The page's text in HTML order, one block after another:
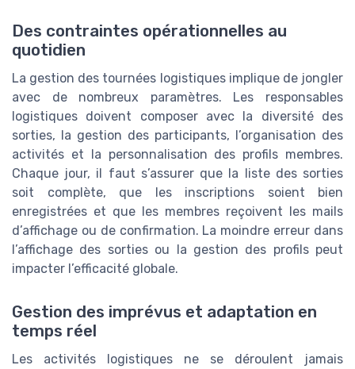
Des contraintes opérationnelles au
quotidien
La gestion des tournées logistiques implique de jongler
avec de nombreux paramètres. Les responsables
logistiques doivent composer avec la diversité des
sorties, la gestion des participants, l’organisation des
activités et la personnalisation des profils membres.
Chaque jour, il faut s’assurer que la liste des sorties
soit complète, que les inscriptions soient bien
enregistrées et que les membres reçoivent les mails
d’affichage ou de confirmation. La moindre erreur dans
l’affichage des sorties ou la gestion des profils peut
impacter l’efficacité globale.
Gestion des imprévus et adaptation en
temps réel
Les activités logistiques ne se déroulent jamais